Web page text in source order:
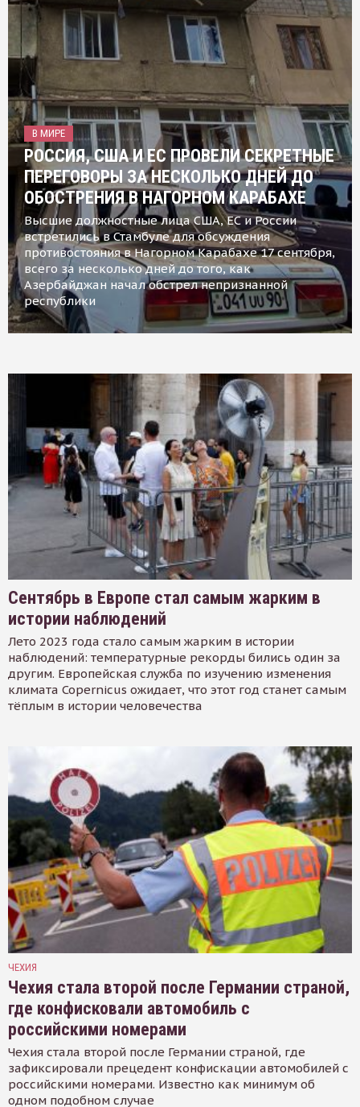
В МИРЕ
РОССИЯ, США И ЕС ПРОВЕЛИ СЕКРЕТНЫЕ
ПЕРЕГОВОРЫ ЗА НЕСКОЛЬКО ДНЕЙ ДО
ОБОСТРЕНИЯ В НАГОРНОМ КАРАБАХЕ
Высшие должностные лица США, ЕС и России
встретились в Стамбуле для обсуждения
противостояния в Нагорном Карабахе 17 сентября,
всего за несколько дней до того, как
Азербайджан начал обстрел непризнанной
республики
Сентябрь в Европе стал самым жарким в
истории наблюдений
Лето 2023 года стало самым жарким в истории
наблюдений: температурные рекорды бились один за
другим. Европейская служба по изучению изменения
климата Copernicus ожидает, что этот год станет самым
тёплым в истории человечества
ЧЕХИЯ
Чехия стала второй после Германии страной,
где конфисковали автомобиль с
российскими номерами
Чехия стала второй после Германии страной, где
зафиксировали прецедент конфискации автомобилей с
российскими номерами. Известно как минимум об
одном подобном случае